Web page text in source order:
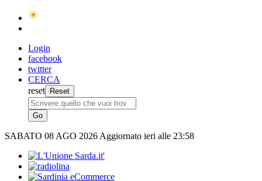
Login
facebook
twitter
CERCA
reset
SABATO 08 AGO 2026 Aggiornato ieri alle 23:58